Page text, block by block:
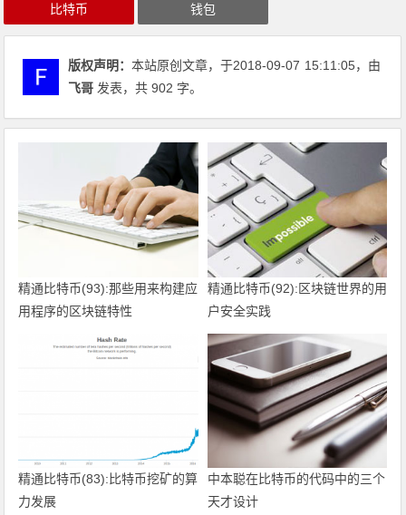
比特币 钱包
版权声明：本站原创文章，于2018-09-07 15:11:05，由
飞哥 发表，共 902 字。
精通比特币(93):那些用来构建应
用程序的区块链特性
精通比特币(92):区块链世界的用
户安全实践
精通比特币(83):比特币挖矿的算
力发展
中本聪在比特币的代码中的三个
天才设计